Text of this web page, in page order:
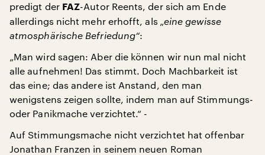
predigt der FAZ-Autor Reents, der sich am Ende
allerdings nicht mehr erhofft, als „eine gewisse
atmosphärische Befriedung“:
„Man wird sagen: Aber die können wir nun mal nicht
alle aufnehmen! Das stimmt. Doch Machbarkeit ist
das eine; das andere ist Anstand, den man
wenigstens zeigen sollte, indem man auf Stimmungs-
oder Panikmache verzichtet.“ -
Auf Stimmungsmache nicht verzichtet hat offenbar
Jonathan Franzen in seinem neuen Roman